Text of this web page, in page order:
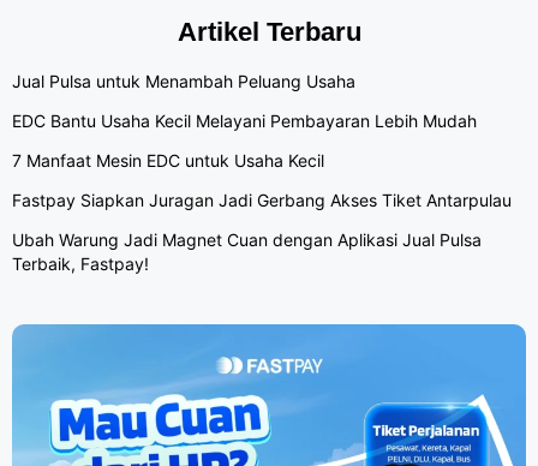
Artikel Terbaru
Jual Pulsa untuk Menambah Peluang Usaha
EDC Bantu Usaha Kecil Melayani Pembayaran Lebih Mudah
7 Manfaat Mesin EDC untuk Usaha Kecil
Fastpay Siapkan Juragan Jadi Gerbang Akses Tiket Antarpulau
Ubah Warung Jadi Magnet Cuan dengan Aplikasi Jual Pulsa
Terbaik, Fastpay!